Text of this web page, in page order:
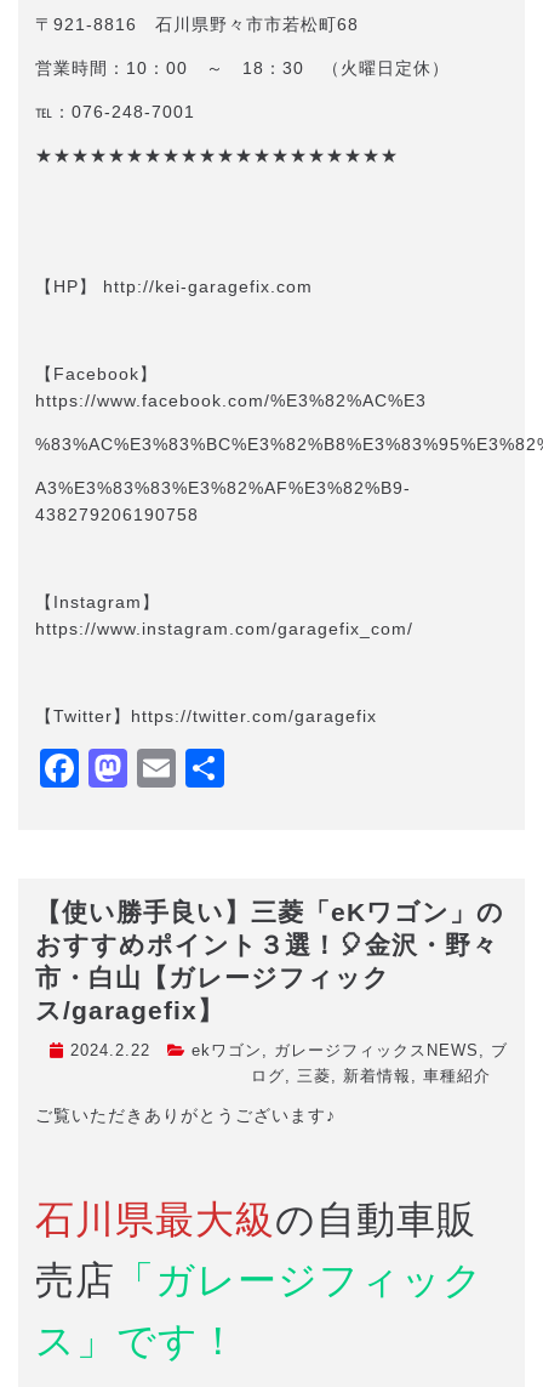
〒921-8816 石川県野々市市若松町68
営業時間：10：00 ～ 18：30 （火曜日定休）
℡：076-248-7001
★★★★★★★★★★★★★★★★★★★★
【HP】 http://kei-garagefix.com​​
【Facebook】
https://www.facebook.com/%E3%82%AC%E3
A3%E3%83%83%E3%82%AF%E3%82%B9-
438279206190758
【Instagram】
https://www.instagram.com/garagefix_com/
【Twitter】https://twitter.com/garagefix
Facebook
Mastodon
Email
【使い勝手良い】三菱「eKワゴン」の
おすすめポイント３選！🎈金沢・野々
市・白山【ガレージフィック
ス/garagefix】
2024.2.22 ekワゴン , ガレージフィックスNEWS , ブ
ログ, 三菱, 新着情報 , 車種紹介
ご覧いただきありがとうございます♪
石川県最大級の自動車販
売店 「ガレージフィック
ス」です！